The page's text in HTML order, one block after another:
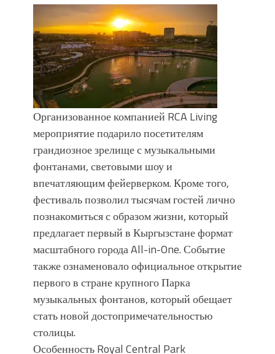
Организованное компанией RCA Living
мероприятие подарило посетителям
грандиозное зрелище с музыкальными
фонтанами, световыми шоу и
впечатляющим фейерверком. Кроме того,
фестиваль позволил тысячам гостей лично
познакомиться с образом жизни, который
предлагает первый в Кыргызстане формат
масштабного города All-in-One. Событие
также ознаменовало официальное открытие
первого в стране крупного Парка
музыкальных фонтанов, который обещает
стать новой достопримечательностью
столицы.
Особенность Royal Central Park